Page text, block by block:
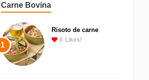
Carne Bovina
1
Risoto de carne
0 Likes!